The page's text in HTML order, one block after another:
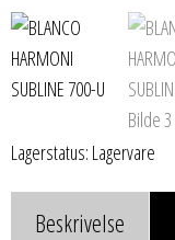
Lagerstatus: Lagervare
Beskrivelse